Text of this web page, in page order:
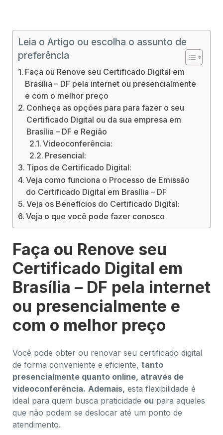
Leia o Artigo ou escolha o assunto de
preferência
Faça ou Renove seu Certificado Digital em
Brasília – DF pela internet ou presencialmente
e com o melhor preço
Conheça as opções para para fazer o seu
Certificado Digital ou da sua empresa em
Brasília – DF e Região
Videoconferência:
Presencial:
Tipos de Certificado Digital:
Veja como funciona o Processo de Emissão
do Certificado Digital em Brasília – DF
Veja os Benefícios do Certificado Digital:
Veja o que você pode fazer conosco
Faça ou Renove seu
Certificado Digital em
Brasília – DF pela internet
ou presencialmente e
com o melhor preço
Você pode obter ou renovar seu certificado digital
de forma conveniente e eficiente, tanto
presencialmente quanto online, através de
videoconferência. Ademais, esta flexibilidade é
ideal para quem busca praticidade ou para aqueles
que não podem se deslocar até um ponto de
atendimento.